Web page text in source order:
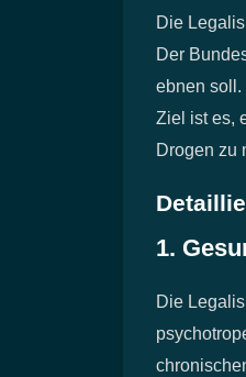
Die
Der
ebnen soll.
Ziel ist es,
Drogen zu
1.
Die